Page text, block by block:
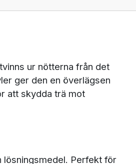
ur nötterna från det
ger den en överlägsen
att skydda trä mot
lösningsmedel. Perfekt för